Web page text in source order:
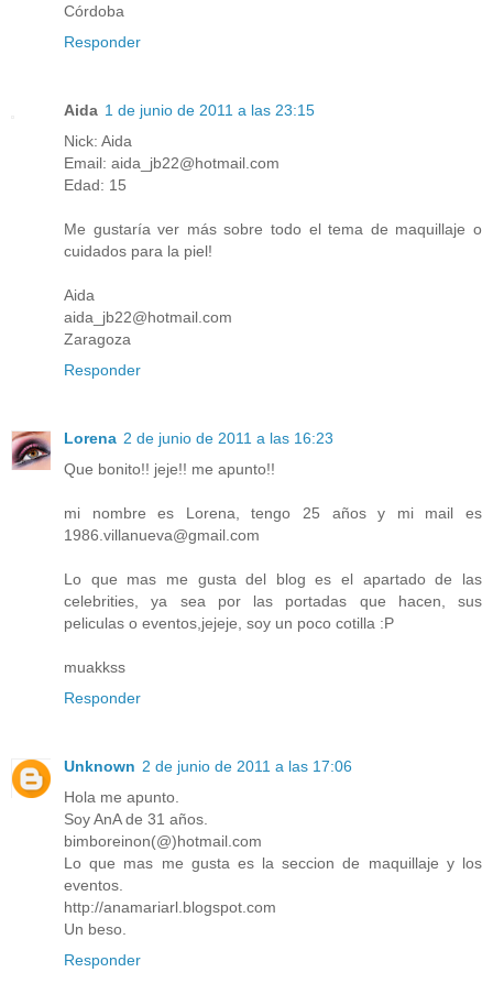
Córdoba
Responder
Aida 1 de junio de 2011 a las 23:15
Nick: Aida
Email: aida_jb22@hotmail.com
Edad: 15
Me gustaría ver más sobre todo el tema de maquillaje o
cuidados para la piel!
Aida
aida_jb22@hotmail.com
Zaragoza
Responder
Lorena 2 de junio de 2011 a las 16:23
Que bonito!! jeje!! me apunto!!
mi nombre es Lorena, tengo 25 años y mi mail es
1986.villanueva@gmail.com
Lo que mas me gusta del blog es el apartado de las
celebrities, ya sea por las portadas que hacen, sus
peliculas o eventos,jejeje, soy un poco cotilla :P
muakkss
Responder
Unknown 2 de junio de 2011 a las 17:06
Hola me apunto.
Soy AnA de 31 años.
bimboreinon(@)hotmail.com
Lo que mas me gusta es la seccion de maquillaje y los
eventos.
http://anamariarl.blogspot.com
Un beso.
Responder